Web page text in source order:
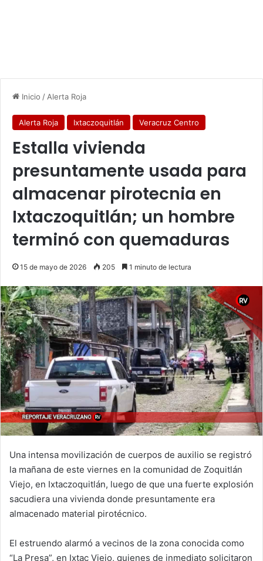
Inicio / Alerta Roja
Alerta Roja Ixtaczoquitlán Veracruz Centro
Estalla vivienda
presuntamente usada para
almacenar pirotecnia en
Ixtaczoquitlán; un hombre
terminó con quemaduras
15 de mayo de 2026 205 1 minuto de lectura
Una intensa movilización de cuerpos de auxilio se registró
la mañana de este viernes en la comunidad de Zoquitlán
Viejo, en Ixtaczoquitlán, luego de que una fuerte explosión
sacudiera una vivienda donde presuntamente era
almacenado material pirotécnico.
El estruendo alarmó a vecinos de la zona conocida como
“La Presa”, en Ixtac Viejo, quienes de inmediato solicitaron